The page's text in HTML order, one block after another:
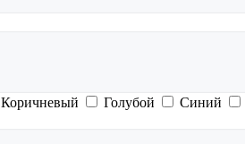
Коричневый Голубой Синий